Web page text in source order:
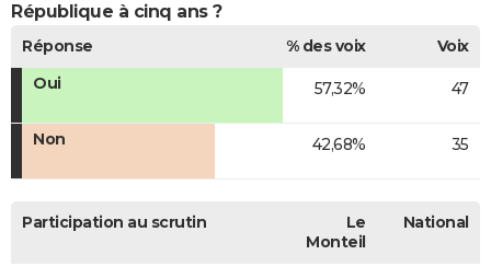
République à cinq ans ?
Réponse % des voix
Voix
Oui
57,32% 47
Non 42,68% 35
Participation au scrutin
Le
Monteil
National